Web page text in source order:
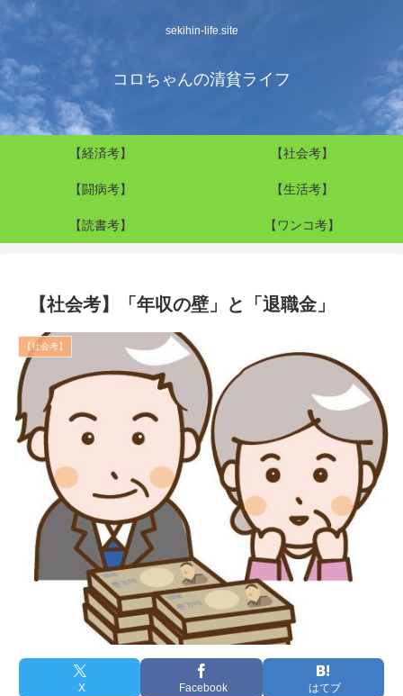
sekihin-life.site
コロちゃんの清貧ライフ
【経済考】 【社会考】
【闘病考】 【生活考】
【読書考】 【ワンコ考】
【社会考】「年収の壁」と「退職金」
【社会考】
X Facebook はてブ